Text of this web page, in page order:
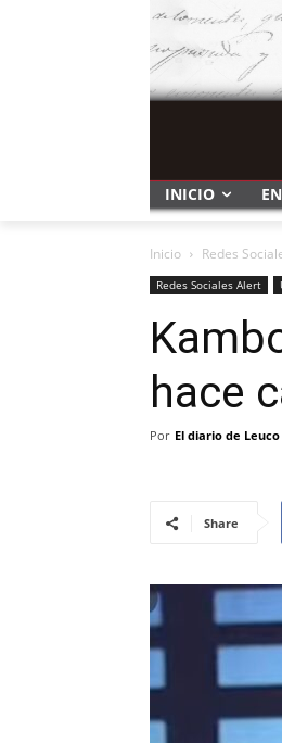
INICIO
Inicio Redes
Redes Sociales Alert
hace
Por El diario de Leuco
Share